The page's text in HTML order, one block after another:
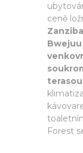
ceně
terasou
Forest